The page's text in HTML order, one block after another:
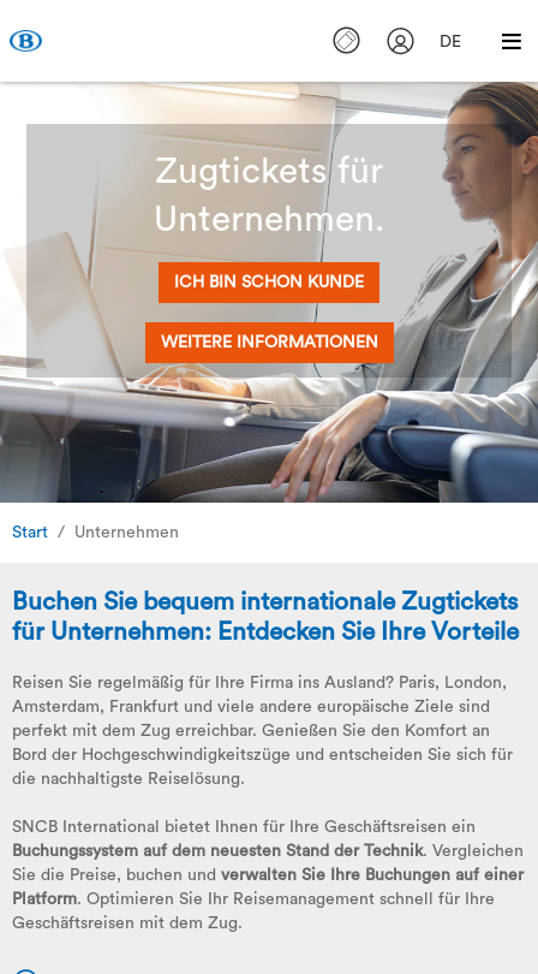
DE
Zugtickets für
Unternehmen.
ICH BIN SCHON KUNDE
WEITERE INFORMATIONEN
Start Unternehmen
Buchen Sie bequem internationale Zugtickets
für Unternehmen: Entdecken Sie Ihre Vorteile
Reisen Sie regelmäßig für Ihre Firma ins Ausland? Paris, London,
Amsterdam, Frankfurt und viele andere europäische Ziele sind
perfekt mit dem Zug erreichbar. Genießen Sie den Komfort an
Bord der Hochgeschwindigkeitszüge und entscheiden Sie sich für
die nachhaltigste Reiselösung.
SNCB International bietet Ihnen für Ihre Geschäftsreisen ein
Buchungssystem auf dem neuesten Stand der Technik. Vergleichen
Sie die Preise, buchen und verwalten Sie Ihre Buchungen auf einer
Platform. Optimieren Sie Ihr Reisemanagement schnell für Ihre
Geschäftsreisen mit dem Zug.